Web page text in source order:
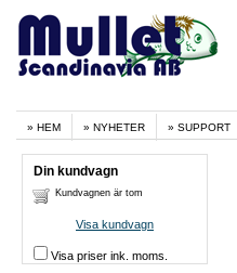
HEM NYHETER SUPPORT
Din kundvagn
Kundvagnen är tom
Visa kundvagn
Visa priser ink. moms.